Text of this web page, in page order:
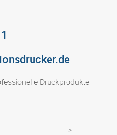
Druckprodukte